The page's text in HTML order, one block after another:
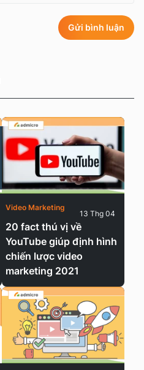
Gửi bình luận
20 fact thú vị về
YouTube giúp định hình
chiến lược video
marketing 2021
Video Marketing
13 Thg 04